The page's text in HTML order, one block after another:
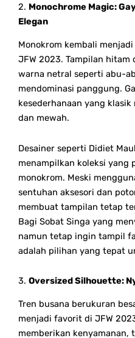
2. Monochrome Magic:
Elegan
Monokrom kembali
JFW 2023. Tampilan
warna netral seperti abu-
mendominasi panggung.
kesederhanaan yang
dan mewah.
Desainer seperti Didiet
menampilkan koleksi yang
monokrom. Meski
sentuhan aksesori dan
membuat tampilan tetap
Bagi Sobat Singa yang
namun tetap ingin tampil
adalah pilihan yang tepat
3. Oversized Silhouette:
Tren busana berukuran
menjadi favorit di JFW
memberikan kenyamanan,